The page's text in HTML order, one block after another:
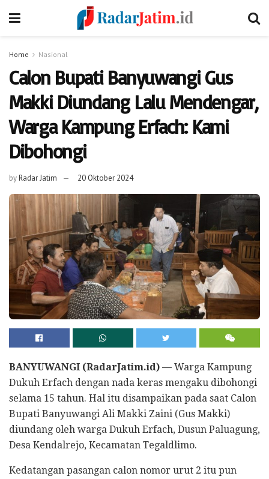
Home Nasional
Calon Bupati Banyuwangi Gus
Makki Diundang Lalu Mendengar,
Warga Kampung Erfach: Kami
Dibohongi
byRadar Jatim 20 Oktober 2024
BANYUWANGI (RadarJatim.id) — Warga Kampung
Dukuh Erfach dengan nada keras mengaku dibohongi
selama 15 tahun. Hal itu disampaikan pada saat Calon
Bupati Banyuwangi Ali Makki Zaini (Gus Makki)
diundang oleh warga Dukuh Erfach, Dusun Paluagung,
Desa Kendalrejo, Kecamatan Tegaldlimo.
Kedatangan pasangan calon nomor urut 2 itu pun